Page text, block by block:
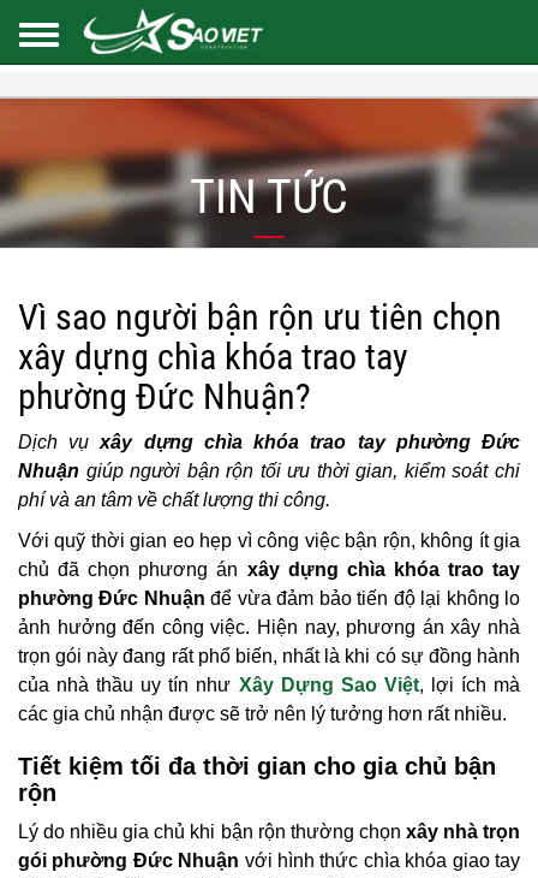
TIN TỨC
Vì sao người bận rộn ưu tiên chọn
xây dựng chìa khóa trao tay
phường Đức Nhuận?
Dịch vụxây dựng chìa khóa trao tay phường Đức
Nhuận giúp người bận rộn tối ưu thời gian, kiểm soát chi
phí và an tâm về chất lượng thi công.
Với quỹ thời gian eo hẹp vì công việc bận rộn, không ít gia
chủ đã chọn phương án xây dựng chìa khóa trao tay
phường Đức Nhuận để vừa đảm bảo tiến độ lại không lo
ảnh hưởng đến công việc. Hiện nay, phương án xây nhà
trọn gói này đang rất phổ biến, nhất là khi có sự đồng hành
của nhà thầu uy tín như Xây Dựng Sao Việt, lợi ích mà
các gia chủ nhận được sẽ trở nên lý tưởng hơn rất nhiều.
Tiết kiệm tối đa thời gian cho gia chủ bận
rộn
Lý do nhiều gia chủ khi bận rộn thường chọn xây nhà trọn
gói phường Đức Nhuận với hình thức chìa khóa giao tay